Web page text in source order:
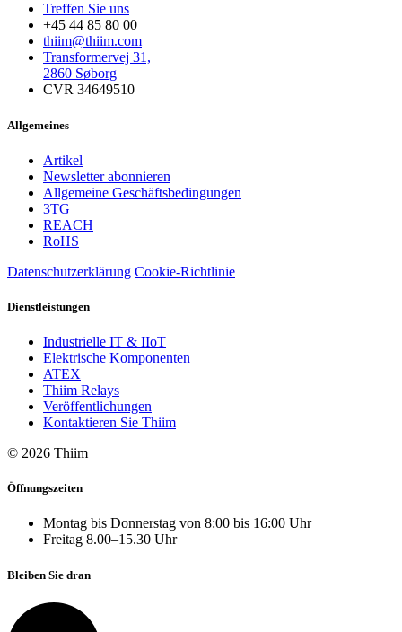
Treffen Sie uns
+45 44 85 80 00
thiim@thiim.com
Transformervej 31,
2860 Søborg
CVR 34649510
Allgemeines
Artikel
Newsletter abonnieren
Allgemeine Geschäftsbedingungen
3TG
REACH
RoHS
Datenschutzerklärung Cookie-Richtlinie
Dienstleistungen
Industrielle IT & IIoT
Elektrische Komponenten
ATEX
Thiim Relays
Veröffentlichungen
Kontaktieren Sie Thiim
© 2026 Thiim
Öffnungszeiten
Montag bis Donnerstag von 8:00 bis 16:00 Uhr
Freitag 8.00–15.30 Uhr
Bleiben Sie dran